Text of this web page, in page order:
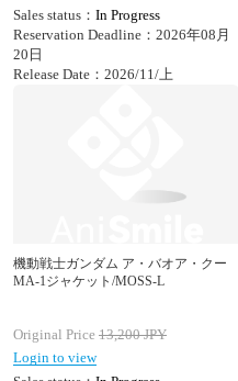
Sales status： In Progress
Reservation Deadline：2026年08月
20日
Release Date：2026/11/上
機動戦士ガンダム ア・バオア・クー
MA-1ジャケット/MOSS-L
Original Price 13,200JPY
Login to view